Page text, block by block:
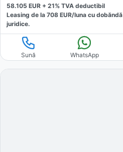
58.105 EUR + 21% TVA deductibil
Leasing de la 708 EUR/luna cu dobăndă
juridice.
Sună WhatsApp